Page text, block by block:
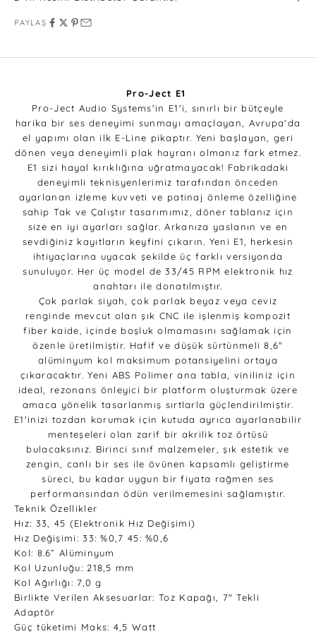
PAYLAŞ
Pro-Ject E1
Pro-Ject Audio Systems'in E1'i, sınırlı bir bütçeyle
harika bir ses deneyimi sunmayı amaçlayan, Avrupa'da
el yapımı olan ilk E-Line pikaptır. Yeni başlayan, geri
dönen veya deneyimli plak hayranı olmanız fark etmez.
E1 sizi hayal kırıklığına uğratmayacak! Fabrikadaki
deneyimli teknisyenlerimiz tarafından önceden
ayarlanan izleme kuvveti ve patinaj önleme özelliğine
sahip Tak ve Çalıştır tasarımımız, döner tablanız için
size en iyi ayarları sağlar. Arkanıza yaslanın ve en
sevdiğiniz kayıtların keyfini çıkarın. Yeni E1, herkesin
ihtiyaçlarına uyacak şekilde üç farklı versiyonda
sunuluyor. Her üç model de 33/45 RPM elektronik hız
anahtarı ile donatılmıştır.
Çok parlak siyah, çok parlak beyaz veya ceviz
renginde mevcut olan şık CNC ile işlenmiş kompozit
fiber kaide, içinde boşluk olmamasını sağlamak için
özenle üretilmiştir. Hafif ve düşük sürtünmeli 8,6"
alüminyum kol maksimum potansiyelini ortaya
çıkaracaktır. Yeni ABS Polimer ana tabla, viniliniz için
ideal, rezonans önleyici bir platform oluşturmak üzere
amaca yönelik tasarlanmış sırtlarla güçlendirilmiştir.
E1'inizi tozdan korumak için kutuda ayrıca ayarlanabilir
menteşeleri olan zarif bir akrilik toz örtüsü
bulacaksınız. Birinci sınıf malzemeler, şık estetik ve
zengin, canlı bir ses ile övünen kapsamlı geliştirme
süreci, bu kadar uygun bir fiyata rağmen ses
performansından ödün verilmemesini sağlamıştır.
Teknik Özellikler
Hız: 33, 45 (Elektronik Hız Değişimi)
Hız Değişimi: 33: %0,7 45: %0,6
Kol: 8.6” Alüminyum
Kol Uzunluğu: 218,5 mm
Kol Ağırlığı: 7,0 g
Birlikte Verilen Aksesuarlar: Toz Kapağı, 7" Tekli
Adaptör
Güç tüketimi Maks: 4,5 Watt